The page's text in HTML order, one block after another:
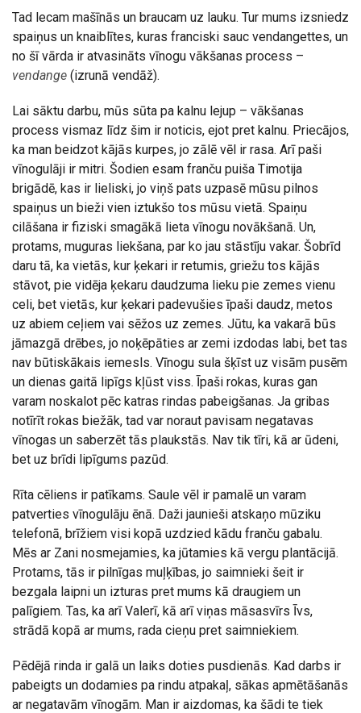
Tad lecam mašīnās un braucam uz lauku. Tur mums izsniedz
spaiņus un knaiblītes, kuras franciski sauc vendangettes, un
no šī vārda ir atvasināts vīnogu vākšanas process –
vendange (izrunā vendāž).
Lai sāktu darbu, mūs sūta pa kalnu lejup – vākšanas
process vismaz līdz šim ir noticis, ejot pret kalnu. Priecājos,
ka man beidzot kājās kurpes, jo zālē vēl ir rasa. Arī paši
vīnogulāji ir mitri. Šodien esam franču puiša Timotija
brigādē, kas ir lieliski, jo viņš pats uzpasē mūsu pilnos
spaiņus un bieži vien iztukšo tos mūsu vietā. Spaiņu
cilāšana ir fiziski smagākā lieta vīnogu novākšanā. Un,
protams, muguras liekšana, par ko jau stāstīju vakar. Šobrīd
daru tā, ka vietās, kur ķekari ir retumis, griežu tos kājās
stāvot, pie vidēja ķekaru daudzuma lieku pie zemes vienu
celi, bet vietās, kur ķekari padevušies īpaši daudz, metos
uz abiem ceļiem vai sēžos uz zemes. Jūtu, ka vakarā būs
jāmazgā drēbes, jo noķēpāties ar zemi izdodas labi, bet tas
nav būtiskākais iemesls. Vīnogu sula šķīst uz visām pusēm
un dienas gaitā lipīgs kļūst viss. Īpaši rokas, kuras gan
varam noskalot pēc katras rindas pabeigšanas. Ja gribas
notīrīt rokas biežāk, tad var noraut pavisam negatavas
vīnogas un saberzēt tās plaukstās. Nav tik tīri, kā ar ūdeni,
bet uz brīdi lipīgums pazūd.
Rīta cēliens ir patīkams. Saule vēl ir pamalē un varam
patverties vīnogulāju ēnā. Daži jaunieši atskaņo mūziku
telefonā, brīžiem visi kopā uzdzied kādu franču gabalu.
Mēs ar Zani nosmejamies, ka jūtamies kā vergu plantācijā.
Protams, tās ir pilnīgas muļķības, jo saimnieki šeit ir
bezgala laipni un izturas pret mums kā draugiem un
palīgiem. Tas, ka arī Valerī, kā arī viņas māsasvīrs Īvs,
strādā kopā ar mums, rada cieņu pret saimniekiem.
Pēdējā rinda ir galā un laiks doties pusdienās. Kad darbs ir
pabeigts un dodamies pa rindu atpakaļ, sākas apmētāšanās
ar negatavām vīnogām. Man ir aizdomas, ka šādi te tiek